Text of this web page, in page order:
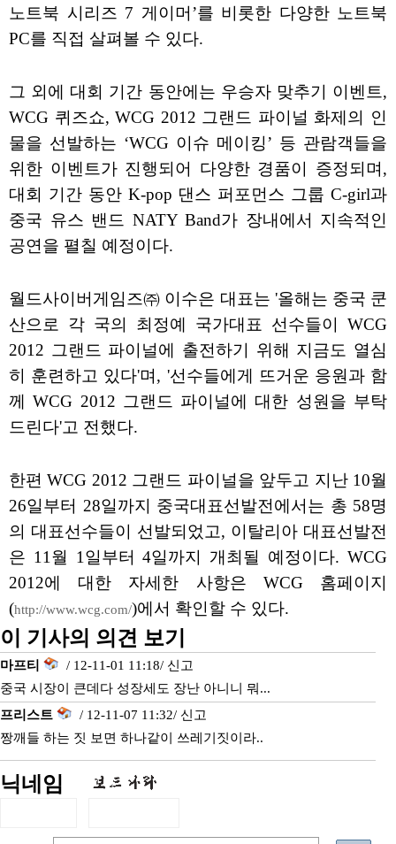
노트북 시리즈 7 게이머’를 비롯한 다양한 노트북
PC를 직접 살펴볼 수 있다.
그 외에 대회 기간 동안에는 우승자 맞추기 이벤트,
WCG 퀴즈쇼, WCG 2012 그랜드 파이널 화제의 인
물을 선발하는 ‘WCG 이슈 메이킹’ 등 관람객들을
위한 이벤트가 진행되어 다양한 경품이 증정되며,
대회 기간 동안 K-pop 댄스 퍼포먼스 그룹 C-girl과
중국 유스 밴드 NATY Band가 장내에서 지속적인
공연을 펼칠 예정이다.
월드사이버게임즈㈜ 이수은 대표는 '올해는 중국 쿤
산으로 각 국의 최정예 국가대표 선수들이 WCG
2012 그랜드 파이널에 출전하기 위해 지금도 열심
히 훈련하고 있다'며, '선수들에게 뜨거운 응원과 함
께 WCG 2012 그랜드 파이널에 대한 성원을 부탁
드린다'고 전했다.
한편 WCG 2012 그랜드 파이널을 앞두고 지난 10월
26일부터 28일까지 중국대표선발전에서는 총 58명
의 대표선수들이 선발되었고, 이탈리아 대표선발전
은 11월 1일부터 4일까지 개최될 예정이다. WCG
2012에 대한 자세한 사항은 WCG 홈페이지
(http://www.wcg.com/)에서 확인할 수 있다.
이 기사의 의견 보기
마프티 / 12-11-01 11:18/ 신고
중국 시장이 큰데다 성장세도 장난 아니니 뭐...
프리스트
/ 12-11-07 11:32/ 신고
짱깨들 하는 짓 보면 하나같이 쓰레기짓이라..
닉네임